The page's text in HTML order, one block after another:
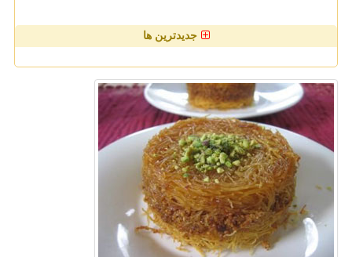
جدیدترین ها